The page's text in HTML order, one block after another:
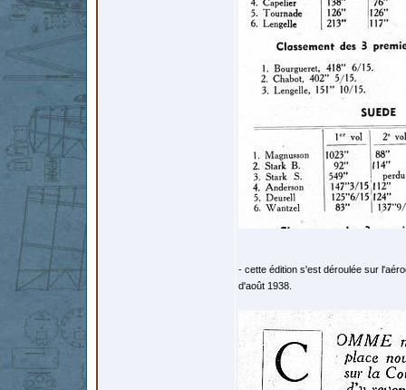
- cette édition s'est déroulée sur
d'août 1938.